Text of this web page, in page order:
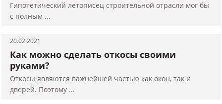
Гипотетический летописец строительной отрасли мог бы
с полным ...
20.02.2021
Как можно сделать откосы своими
руками?
Откосы являются важнейшей частью как окон, так и
дверей. Поэтому ...